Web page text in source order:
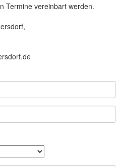
Termine vereinbart werden.